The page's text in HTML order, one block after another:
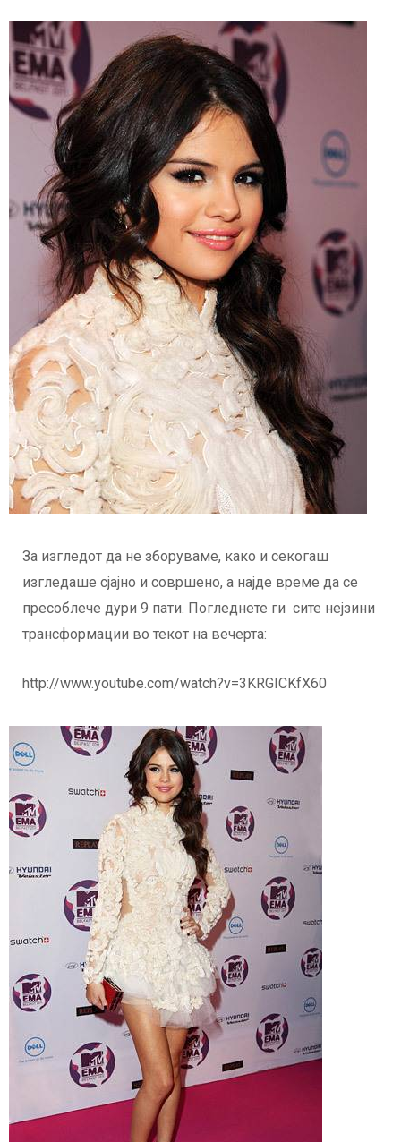
За изгледот да не зборуваме, како и секогаш
изгледаше сјајно и совршено, а најде време да се
пресоблече дури 9 пати. Погледнете ги сите нејзини
трансформации во текот на вечерта:
http://www.youtube.com/watch?v=3KRGICKfX60